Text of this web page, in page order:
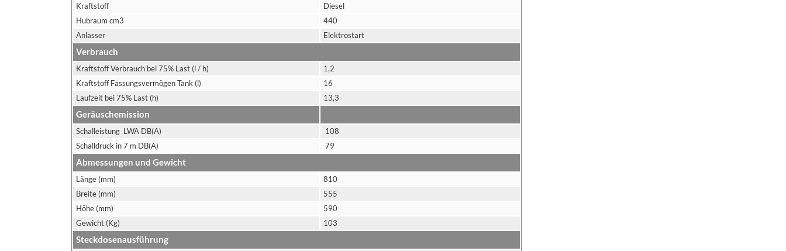
Kraftstoff
Diesel
Hubraum cm3
440
Anlasser
Elektrostart
Verbrauch
Kraftstoff Verbrauch bei 75% Last (l / h)
1,2
Kraftstoff Fassungsvermögen Tank (l)
16
Laufzeit bei 75% Last (h)
13,3
Geräuschemission
Schalleistung LWA DB(A)
108
Schalldruck in 7 m DB(A)
79
Abmessungen und Gewicht
Länge (mm)
810
Breite (mm)
555
Höhe (mm)
590
Gewicht (Kg)
103
Steckdosenausführung